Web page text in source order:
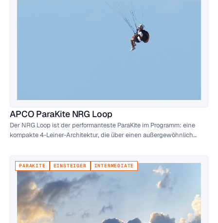
APCO ParaKite NRG Loop
Der NRG Loop ist der performanteste ParaKite im Programm: eine
kompakte 4-Leiner-Architektur, die über einen außergewöhnlich
Proximity-Flug, Speedflying und ausgedehnte Windfenster am Hang
ernst meinen.
PARAKITE EINSTEIGER INTERMEDIATE